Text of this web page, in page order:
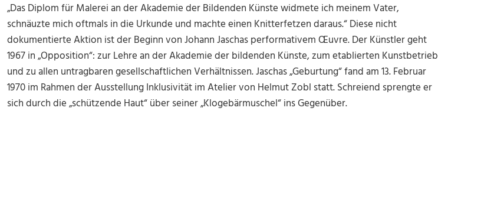
„Das Diplom für Malerei an der Akademie der Bildenden Künste widmete ich meinem Vater,
schnäuzte mich oftmals in die Urkunde und machte einen Knitterfetzen daraus.“ Diese nicht
dokumentierte Aktion ist der Beginn von Johann Jaschas performativem Œuvre. Der Künstler geht
1967 in „Opposition“: zur Lehre an der Akademie der bildenden Künste, zum etablierten Kunstbetrieb
und zu allen untragbaren gesellschaftlichen Verhältnissen. Jaschas „Geburtung“ fand am 13. Februar
1970 im Rahmen der Ausstellung Inklusivität im Atelier von Helmut Zobl statt. Schreiend sprengte er
sich durch die „schützende Haut“ über seiner „Klogebärmuschel“ ins Gegenüber.